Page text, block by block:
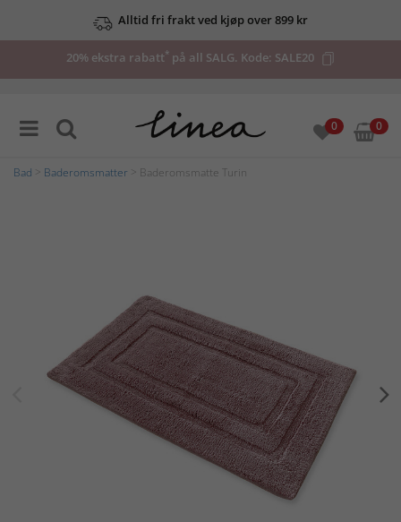
Alltid fri frakt ved kjøp over 899 kr
20% ekstra rabatt* på all SALG. Kode: SALE20
0 0
Bad Baderomsmatter > Baderomsmatte Turin